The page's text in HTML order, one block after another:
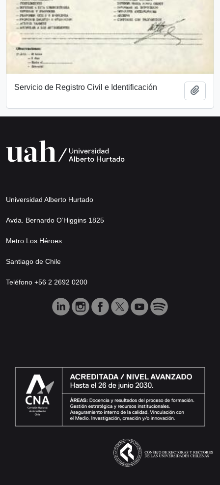
Servicio de Registro Civil e Identificación
Universidad Alberto Hurtado
Avda. Bernardo O’Higgins 1825
Metro Los Héroes
Santiago de Chile
Teléfono +56 2 2692 0200